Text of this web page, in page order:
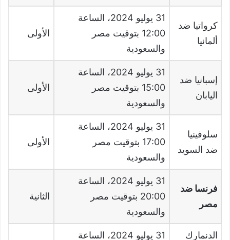
كرواتيا ضد
ألمانيا
31 يوليو
، الساعة
12:00 بتوقيت مصر
والسعودية
الأولى
إسبانيا ضد
اليابان
31 يوليو
، الساعة
15:00 بتوقيت مصر
والسعودية
الأولى
سلوفينيا
ضد السويد
31 يوليو
، الساعة
17:00 بتوقيت مصر
والسعودية
الأولى
فرنسا ضد
مصر
31 يوليو
، الساعة
20:00 بتوقيت مصر
والسعودية
الثانية
الدنمارك
31 يوليو
، الساعة